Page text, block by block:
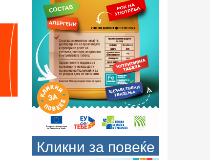
Кликни за повеќе